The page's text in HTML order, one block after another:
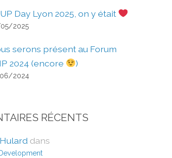
Day Lyon 2025, on y était
2025
serons présent au Forum
2024 (encore
)
2024
RÉCENTS
dans